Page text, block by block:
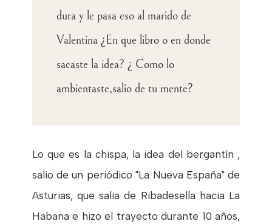
dura y le pasa eso al marido de
Valentina ¿En que libro o en donde
sacaste la idea? ¿ Como lo
ambientaste,salio de tu mente?
Lo que es la chispa, la idea del bergantín ,
salio de un periódico "La Nueva España" de
Asturias, que salia de Ribadesella hacia La
Habana e hizo el trayecto durante 10 años,